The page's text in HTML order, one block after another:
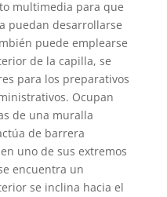
multimedia para que
puedan desarrollarse
puede emplearse
de la capilla, se
para los preparativos
Ocupan
de una muralla
de barrera
uno de sus extremos
encuentra un
se inclina hacia el